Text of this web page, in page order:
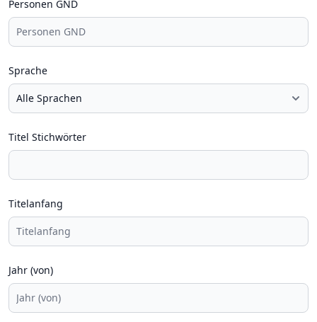
Personen GND
Sprache
Titel Stichwörter
Titelanfang
Jahr (von)